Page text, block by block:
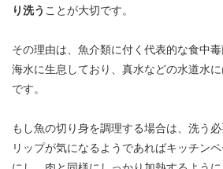
り洗う ことが大切です。
その理由は、魚介類に付く代表的な食中
海水に生息しており、真水などの水道水
です。
もし魚の切り身を調理する場合は、洗う
リップが気になるようであればキッチン